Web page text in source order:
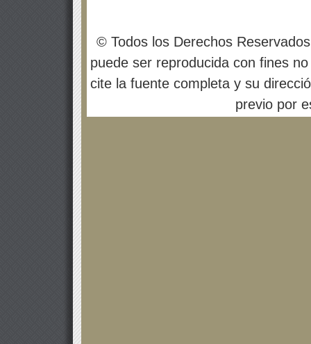
© Todos los Derechos
puede ser reproducida con fines
cite la fuente completa y su
previo por